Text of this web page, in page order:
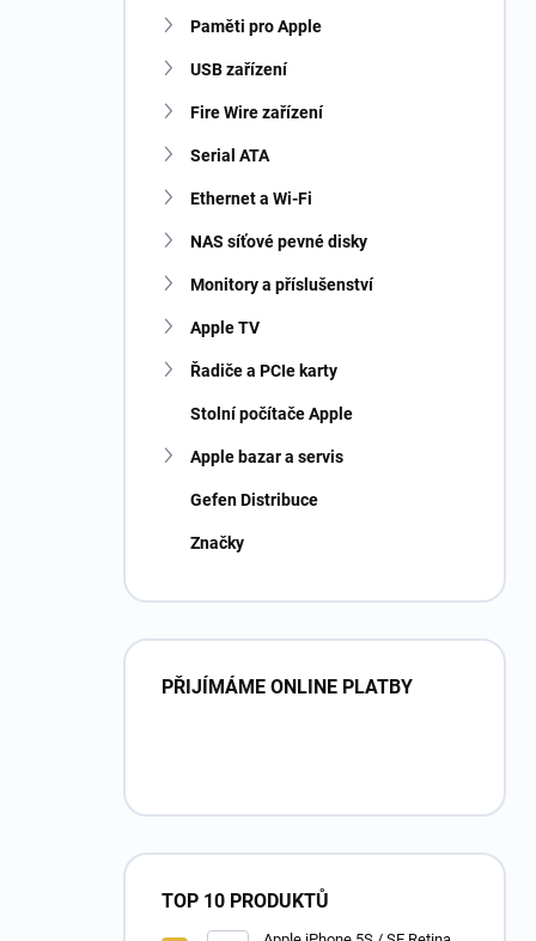
Paměti pro Apple
USB zařízení
Fire Wire zařízení
Serial ATA
Ethernet a Wi-Fi
NAS síťové pevné disky
Monitory a příslušenství
Apple TV
Řadiče a PCIe karty
Stolní počítače Apple
Apple bazar a servis
Gefen Distribuce
Značky
PŘIJÍMÁME ONLINE PLATBY
TOP 10 PRODUKTŮ